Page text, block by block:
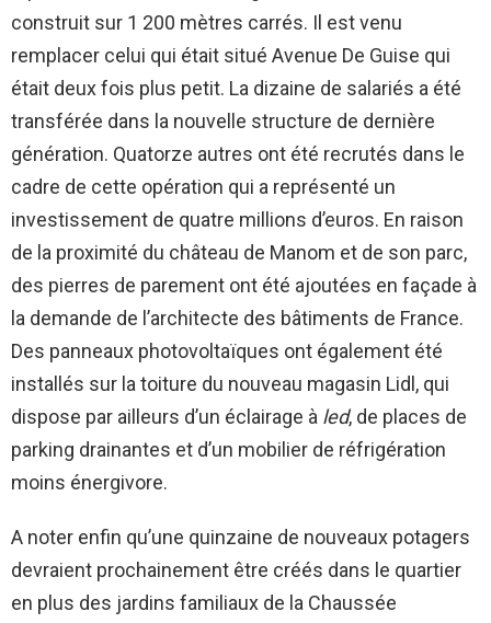
construit sur 1 200 mètres carrés. Il est venu
remplacer celui qui était situé Avenue De Guise qui
était deux fois plus petit. La dizaine de salariés a été
transférée dans la nouvelle structure de dernière
génération. Quatorze autres ont été recrutés dans le
cadre de cette opération qui a représenté un
investissement de quatre millions d’euros. En raison
de la proximité du château de Manom et de son parc,
des pierres de parement ont été ajoutées en façade à
la demande de l’architecte des bâtiments de France.
Des panneaux photovoltaïques ont également été
installés sur la toiture du nouveau magasin Lidl, qui
dispose par ailleurs d’un éclairage à led, de places de
parking drainantes et d’un mobilier de réfrigération
moins énergivore.
A noter enfin qu’une quinzaine de nouveaux potagers
devraient prochainement être créés dans le quartier
en plus des jardins familiaux de la Chaussée